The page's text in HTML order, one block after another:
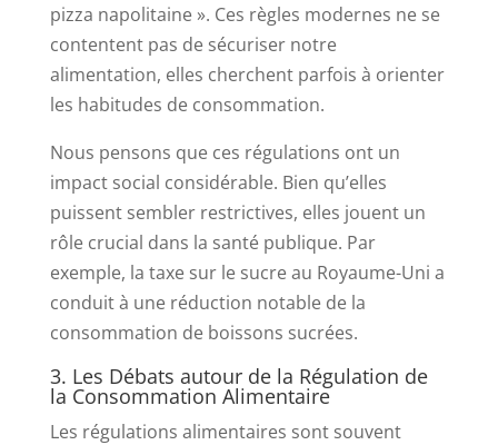
pizza napolitaine ». Ces règles modernes ne se
contentent pas de sécuriser notre
alimentation, elles cherchent parfois à orienter
les habitudes de consommation.
Nous pensons que ces régulations ont un
impact social considérable. Bien qu’elles
puissent sembler restrictives, elles jouent un
rôle crucial dans la santé publique. Par
exemple, la taxe sur le sucre au Royaume-Uni a
conduit à une réduction notable de la
consommation de boissons sucrées.
3. Les Débats autour de la Régulation de
la Consommation Alimentaire
Les régulations alimentaires sont souvent